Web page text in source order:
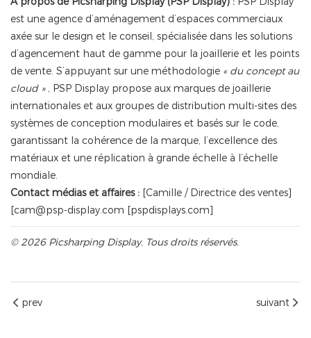
est une agence d’aménagement d’espaces commerciaux
axée sur le design et le conseil, spécialisée dans les solutions
d’agencement haut de gamme pour la joaillerie et les points
de vente. S’appuyant sur une méthodologie « du concept au
cloud », PSP Display propose aux marques de joaillerie
internationales et aux groupes de distribution multi-sites des
systèmes de conception modulaires et basés sur le code,
garantissant la cohérence de la marque, l’excellence des
matériaux et une réplication à grande échelle à l’échelle
mondiale.
Contact médias et affaires : [Camille / Directrice des ventes]
[cam@psp-display.com [pspdisplays.com]
© 2026 Picsharping Display. Tous droits réservés.
prev suivant